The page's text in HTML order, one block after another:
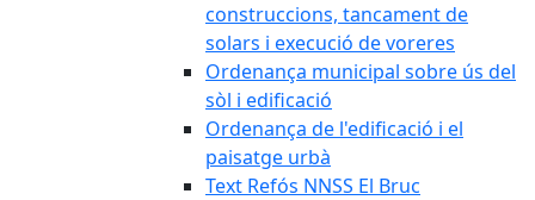
construccions, tancament de
solars i execució de voreres
Ordenança municipal sobre ús del
sòl i edificació
Ordenança de l'edificació i el
paisatge urbà
Text Refós NNSS El Bruc